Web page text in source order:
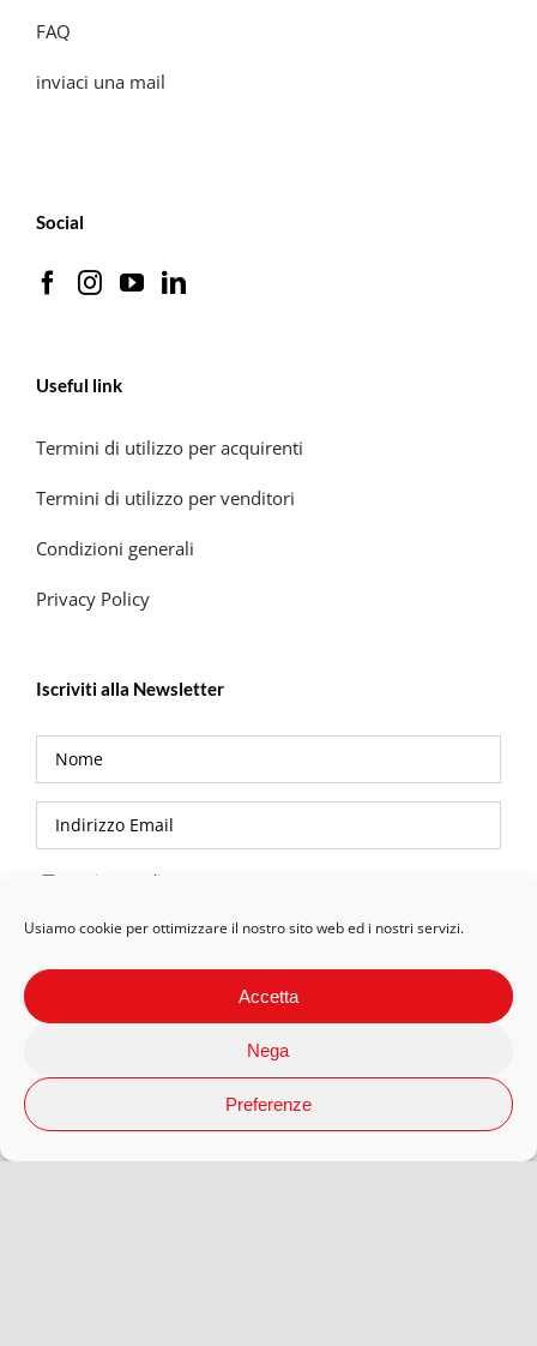
Usiamo cookie per ottimizzare il nostro sito web ed i nostri servizi.
Accetta
Nega
Preferenze
FAQ
inviaci una mail
Social
Useful link
Termini di utilizzo per acquirenti
Termini di utilizzo per venditori
Condizioni generali
Privacy Policy
Iscriviti alla Newsletter
Privacy Policy